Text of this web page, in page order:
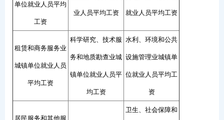
单位就业人员平均
工资
业人员平均工资 就业人员平均工资
租赁和商务服务业
城镇单位就业人员
平均工资
科学研究、技术服
务和地质勘查业城
镇单位就业人员平
均工资
水利、环境和公共
设施管理业城镇单
位就业人员平均工
资
居民服务和其他服
卫生、社会保障和